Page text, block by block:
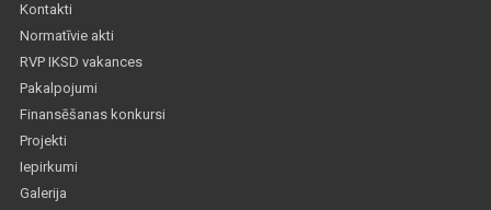
Kontakti
Normatīvie akti
RVP IKSD vakances
Pakalpojumi
Finansēšanas konkursi
Projekti
Iepirkumi
Galerija